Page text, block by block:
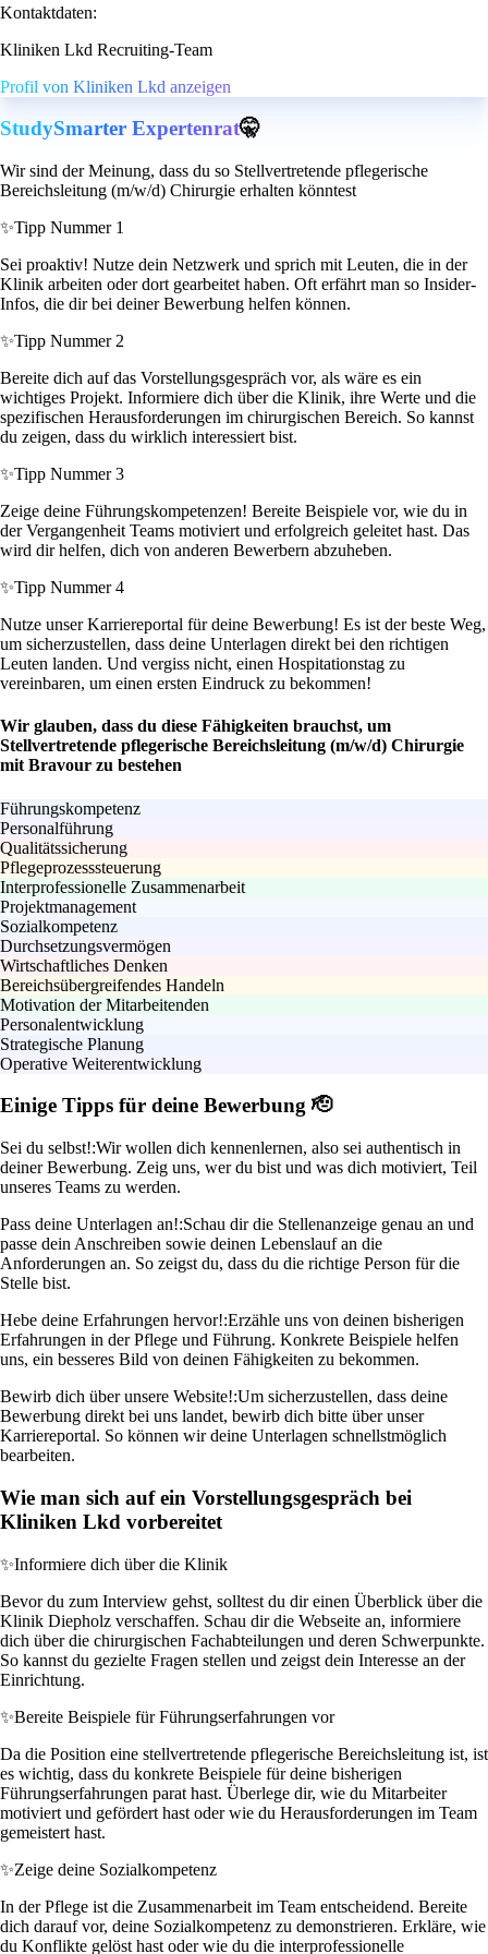
Kontaktdaten:
Kliniken Lkd Recruiting-Team
Profil von Kliniken Lkd anzeigen
StudySmarter Expertenrat🤫
Wir sind der Meinung, dass du so Stellvertretende pflegerische
Bereichsleitung (m/w/d) Chirurgie erhalten könntest
✨Tipp Nummer 1
Sei proaktiv! Nutze dein Netzwerk und sprich mit Leuten, die in der
Klinik arbeiten oder dort gearbeitet haben. Oft erfährt man so Insider-
Infos, die dir bei deiner Bewerbung helfen können.
✨Tipp Nummer 2
Bereite dich auf das Vorstellungsgespräch vor, als wäre es ein
wichtiges Projekt. Informiere dich über die Klinik, ihre Werte und die
spezifischen Herausforderungen im chirurgischen Bereich. So kannst
du zeigen, dass du wirklich interessiert bist.
✨Tipp Nummer 3
Zeige deine Führungskompetenzen! Bereite Beispiele vor, wie du in
der Vergangenheit Teams motiviert und erfolgreich geleitet hast. Das
wird dir helfen, dich von anderen Bewerbern abzuheben.
✨Tipp Nummer 4
Nutze unser Karriereportal für deine Bewerbung! Es ist der beste Weg,
um sicherzustellen, dass deine Unterlagen direkt bei den richtigen
Leuten landen. Und vergiss nicht, einen Hospitationstag zu
vereinbaren, um einen ersten Eindruck zu bekommen!
Wir glauben, dass du diese Fähigkeiten brauchst, um
Stellvertretende pflegerische Bereichsleitung (m/w/d) Chirurgie
mit Bravour zu bestehen
Führungskompetenz
Personalführung
Qualitätssicherung
Pflegeprozesssteuerung
Interprofessionelle Zusammenarbeit
Projektmanagement
Sozialkompetenz
Durchsetzungsvermögen
Wirtschaftliches Denken
Bereichsübergreifendes Handeln
Motivation der Mitarbeitenden
Personalentwicklung
Strategische Planung
Operative Weiterentwicklung
Einige Tipps für deine Bewerbung 🫡
Sei du selbst!:Wir wollen dich kennenlernen, also sei authentisch in
deiner Bewerbung. Zeig uns, wer du bist und was dich motiviert, Teil
unseres Teams zu werden.
Pass deine Unterlagen an!:Schau dir die Stellenanzeige genau an und
passe dein Anschreiben sowie deinen Lebenslauf an die
Anforderungen an. So zeigst du, dass du die richtige Person für die
Stelle bist.
Hebe deine Erfahrungen hervor!:Erzähle uns von deinen bisherigen
Erfahrungen in der Pflege und Führung. Konkrete Beispiele helfen
uns, ein besseres Bild von deinen Fähigkeiten zu bekommen.
Bewirb dich über unsere Website!:Um sicherzustellen, dass deine
Bewerbung direkt bei uns landet, bewirb dich bitte über unser
Karriereportal. So können wir deine Unterlagen schnellstmöglich
bearbeiten.
Wie man sich auf ein Vorstellungsgespräch bei
Kliniken Lkd vorbereitet
✨Informiere dich über die Klinik
Bevor du zum Interview gehst, solltest du dir einen Überblick über die
Klinik Diepholz verschaffen. Schau dir die Webseite an, informiere
dich über die chirurgischen Fachabteilungen und deren Schwerpunkte.
So kannst du gezielte Fragen stellen und zeigst dein Interesse an der
Einrichtung.
✨Bereite Beispiele für Führungserfahrungen vor
Da die Position eine stellvertretende pflegerische Bereichsleitung ist, ist
es wichtig, dass du konkrete Beispiele für deine bisherigen
Führungserfahrungen parat hast. Überlege dir, wie du Mitarbeiter
motiviert und gefördert hast oder wie du Herausforderungen im Team
gemeistert hast.
✨Zeige deine Sozialkompetenz
In der Pflege ist die Zusammenarbeit im Team entscheidend. Bereite
dich darauf vor, deine Sozialkompetenz zu demonstrieren. Erkläre, wie
du Konflikte gelöst hast oder wie du die interprofessionelle